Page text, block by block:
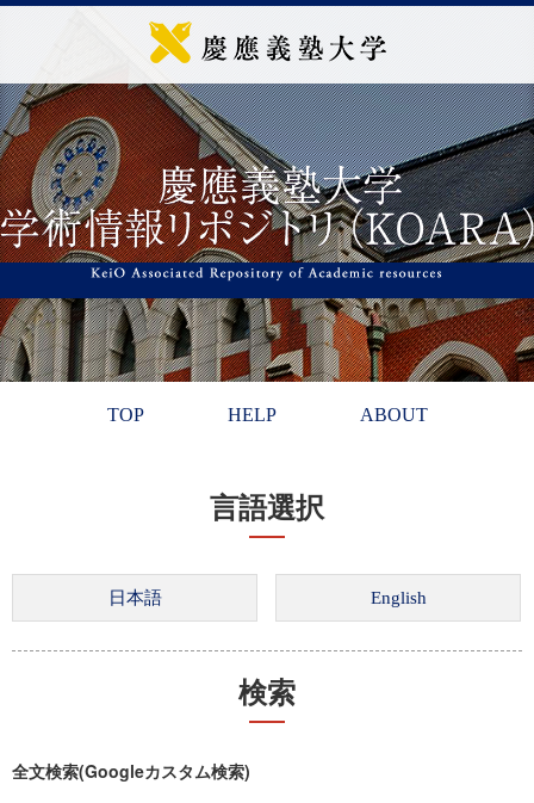
TOP HELP ABOUT
言語選択
検索
全文検索(Googleカスタム検索)